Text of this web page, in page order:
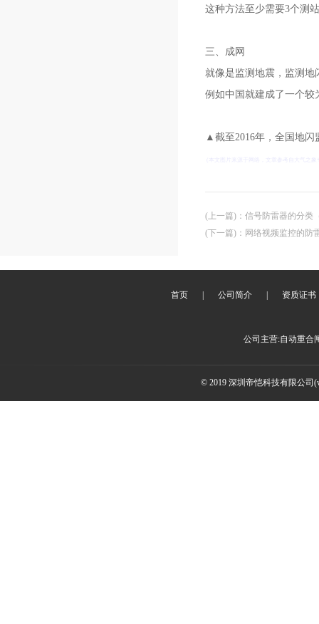
这种方法至少需要3个测
三、成网
就像是监测地震，监测地
例如中国就建成了一个较
▲截至2016年，全国地闪
(上一篇) ： 信号防雷器的分类
(下一篇) ： 网络视频监控的防
首页 公司简介 资质证书
公司主营:自动重合
© 2019 深圳帝恺科技有限公司